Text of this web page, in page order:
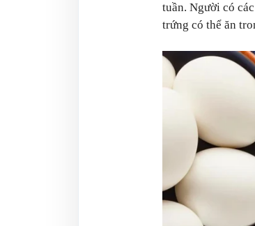
tuần. Người có
trứng có thể ăn